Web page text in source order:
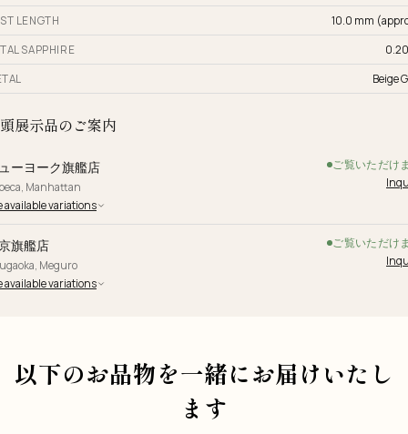
LENGTH 10.0 mm
SAPPHIRE
Beige
展示品のご案内
ーヨーク旗艦店
Manhattan
ご覧いただけ
available variations
旗艦店
Meguro
ご覧いただけ
available variations
以下のお品物を一緒にお届けいたし
ます